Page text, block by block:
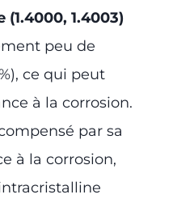
(1.4000, 1.4003)
peu de
ce qui peut
à la corrosion.
par sa
à la corrosion,